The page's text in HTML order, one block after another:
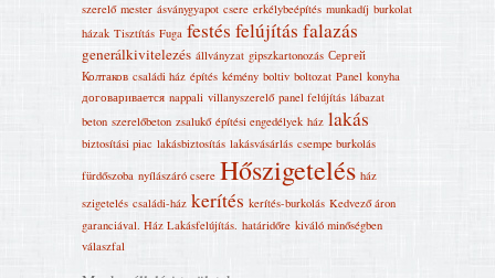
szerelő mester ásványgyapot csere erkélybeépítés munkadíj burkolat
házak Tisztítás Fuga festés felújítás falazás
generálkivitelezés állványzat gipszkartonozás Сергей
Колтаков családi ház építés kémény boltiv boltozat Panel konyha
договаривается nappali villanyszerelő panel felújítás lábazat
beton szerelőbeton zsalukő építési engedélyek ház lakás
biztosítási piac lakásbiztosítás lakásvásárlás csempe burkolás
fürdőszoba nyílászáró csere Hőszigetelés ház
szigetelés családi-ház kerítés kerítés-burkolás Kedvező áron
garanciával. Ház Lakásfelújítás‎. határidőre kiváló minőségben
válaszfal